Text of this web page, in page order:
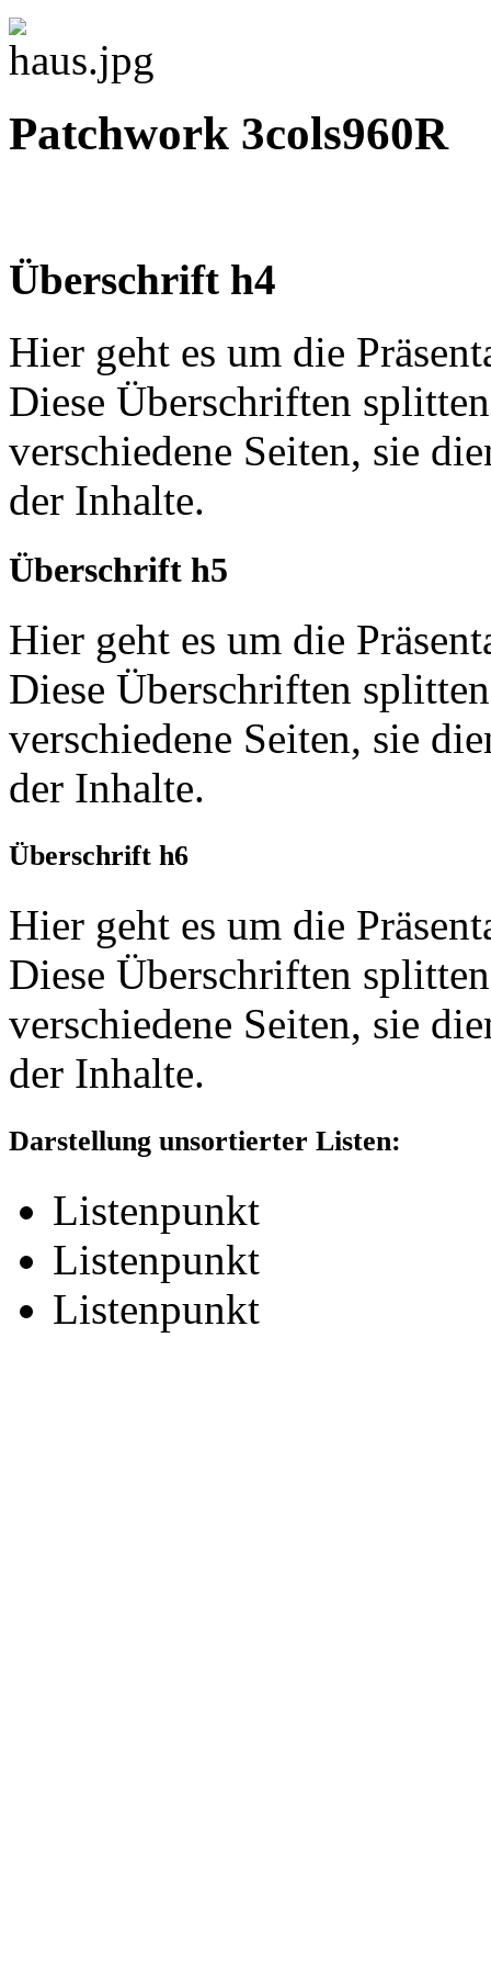
Patchwork 3cols960R
Überschrift h4
Hier geht es um die
Diese Überschriften
verschiedene Seiten, sie
der Inhalte.
Überschrift h5
Hier geht es um die
Diese Überschriften
verschiedene Seiten, sie
der Inhalte.
Überschrift h6
Hier geht es um die
Diese Überschriften
verschiedene Seiten, sie
der Inhalte.
Darstellung unsortierter Listen:
Listenpunkt
Listenpunkt
Listenpunkt